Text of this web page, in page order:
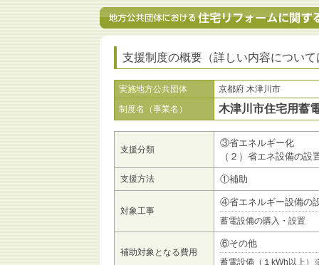
支援制度の概要（詳しい内容につい
実施地方公共団体
京都府 木津川市
制度名（事業名）
木津川市住宅用蓄
支援分類
③省エネルギー化
（２）省エネ設備の設
支援方法 ①補助
対象工事
④省エネルギー設備の
蓄電設備の購入・設置
補助対象となる費用
⑥その他
蓄電設備（１kWh以上